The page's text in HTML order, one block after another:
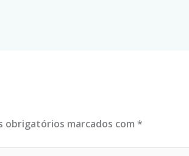
obrigatórios marcados com *